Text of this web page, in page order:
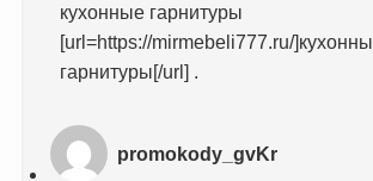
кухонные гарнитуры
[url=https://mirmebeli777.ru/
гарнитуры[/url] .
promokody_gvKr